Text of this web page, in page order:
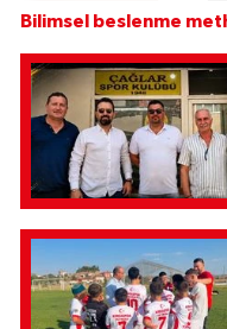
Bilimsel beslenme